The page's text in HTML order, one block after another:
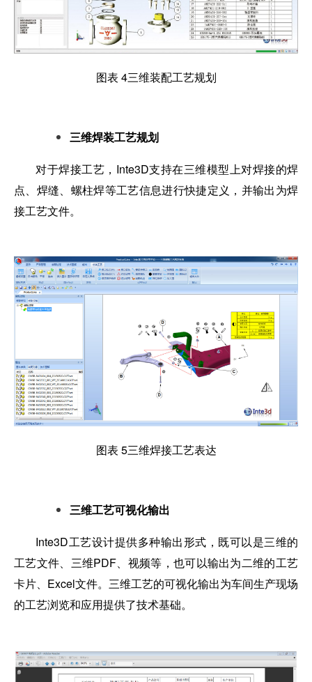
图表 4三维装配工艺规划
三维焊装工艺规划
对于焊接工艺，Inte3D支持在三维模型上对焊接的焊
点、焊缝、螺柱焊等工艺信息进行快捷定义，并输出为焊
接工艺文件。
图表 5三维焊接工艺表达
三维工艺可视化输出
Inte3D工艺设计提供多种输出形式，既可以是三维的
工艺文件、三维PDF、视频等，也可以输出为二维的工艺
卡片、Excel文件。三维工艺的可视化输出为车间生产现场
的工艺浏览和应用提供了技术基础。